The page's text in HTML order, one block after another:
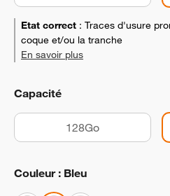
Etat correct : Traces d'usure
coque et/ou la tranche
En savoir plus
Capacité
128Go
Couleur : Bleu